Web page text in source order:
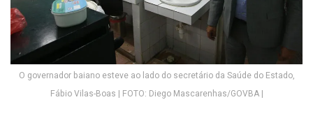
O governador baiano esteve ao lado do secretário da Saúde do Estado,
Fábio Vilas-Boas | FOTO: Diego Mascarenhas/GOVBA |